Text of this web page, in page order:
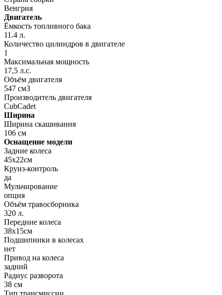
Венгрия
Двигатель
Ёмкость топливного бака
11.4 л.
Количество цилиндров в двигателе
1
Максимальная мощность
17,5 л.с.
Объём двигателя
547 см3
Производитель двигателя
CubCadet
Ширина
Ширина скашивания
106 см
Оснащение модели
Задние колеса
45х22см
Круиз-контроль
да
Мульчирование
опция
Объём травосборника
320 л.
Передние колеса
38х15см
Подшипники в колесах
нет
Привод на колеса
задний
Радиус разворота
38 см
Тип трансмиссии